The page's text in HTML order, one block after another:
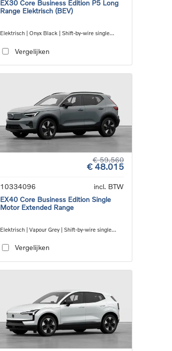
EX30 Core Business Edition P5 Long
Range Elektrisch (BEV)
Elektrisch | Onyx Black | Shift-by-wire single
Vergelijken
€ 59.560
€ 48.015
10334096
incl. BTW
EX40 Core Business Edition Single
Motor Extended Range
Elektrisch | Vapour Grey | Shift-by-wire single
Vergelijken